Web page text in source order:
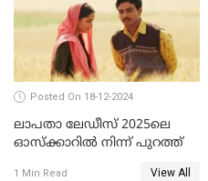
Posted On 18-12-2024
ലാപതാ ലേഡീസ് 2025ലെ
ഓസ്‌ക്കാറില്‍ നിന്ന് പുറത്ത്
1 Min Read View All